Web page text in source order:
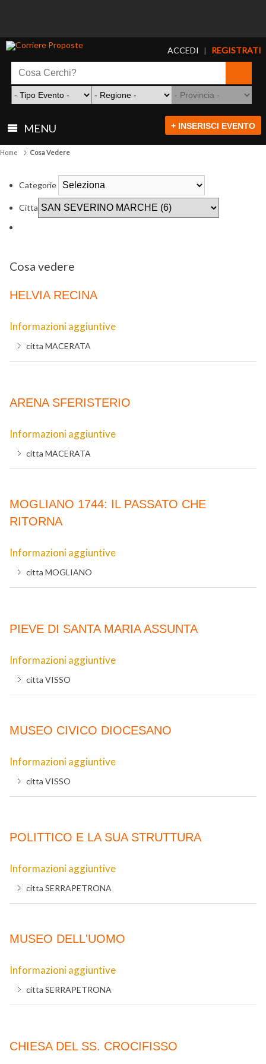
ACCEDI | REGISTRATI
MENU + INSERISCI EVENTO
Home Cosa Vedere
Categorie
Citta
Cosa vedere
HELVIA RECINA
Informazioni aggiuntive
citta MACERATA
ARENA SFERISTERIO
Informazioni aggiuntive
citta MACERATA
MOGLIANO 1744: IL PASSATO CHE
RITORNA
Informazioni aggiuntive
citta MOGLIANO
PIEVE DI SANTA MARIA ASSUNTA
Informazioni aggiuntive
citta VISSO
MUSEO CIVICO DIOCESANO
Informazioni aggiuntive
citta VISSO
POLITTICO E LA SUA STRUTTURA
Informazioni aggiuntive
citta SERRAPETRONA
MUSEO DELL'UOMO
Informazioni aggiuntive
citta SERRAPETRONA
CHIESA DEL SS. CROCIFISSO